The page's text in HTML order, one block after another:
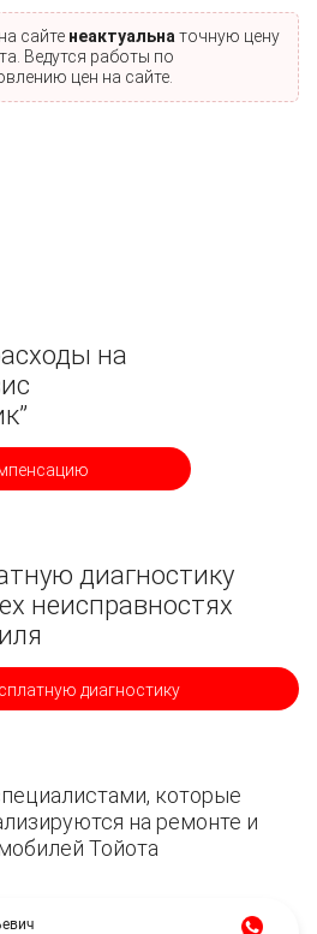
сайте неактуальна точную цену
Ведутся работы по
цен на сайте.
на
диагностику
неисправностях
диагностику
которые
на ремонте и
Тойота